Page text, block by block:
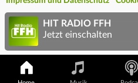
HIT RADIO FFH
Jetzt einschalten